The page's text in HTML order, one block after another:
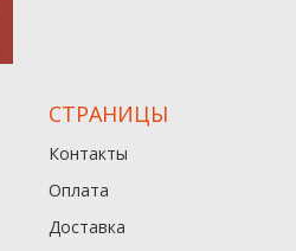
СТРАНИЦЫ
Контакты
Оплата
Доставка